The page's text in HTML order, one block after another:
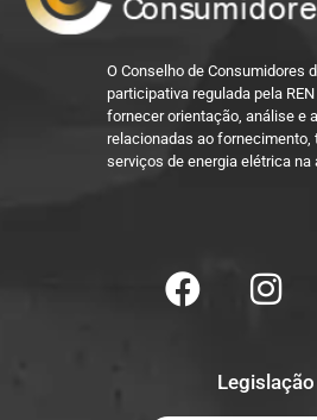
O Conselho de Consumidores
participativa regulada pela
fornecer orientação, análise e
relacionadas ao fornecimento,
serviços de energia elétrica
Legislação